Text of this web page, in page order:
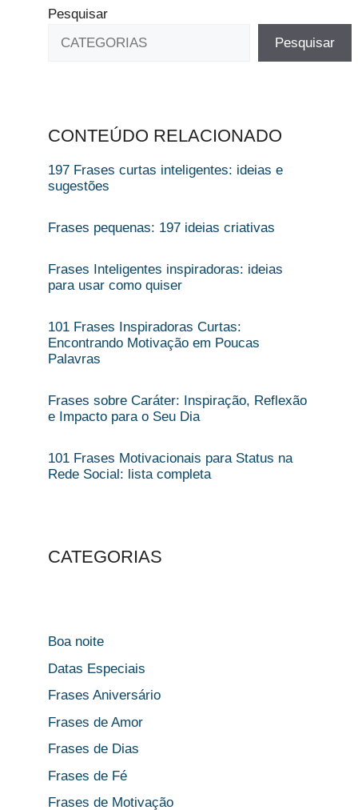
Pesquisar
Pesquisar
CONTEÚDO RELACIONADO
197 Frases curtas inteligentes: ideias e
sugestões
Frases pequenas: 197 ideias criativas
Frases Inteligentes inspiradoras: ideias
para usar como quiser
101 Frases Inspiradoras Curtas:
Encontrando Motivação em Poucas
Palavras
Frases sobre Caráter: Inspiração, Reflexão
e Impacto para o Seu Dia
101 Frases Motivacionais para Status na
Rede Social: lista completa
CATEGORIAS
Boa noite
Datas Especiais
Frases Aniversário
Frases de Amor
Frases de Dias
Frases de Fé
Frases de Motivação